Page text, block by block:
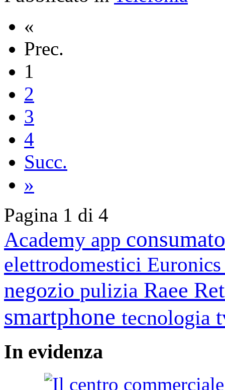
«
Prec.
1
2
3
4
Succ.
»
Pagina 1 di 4
Academy app
elettrodomestici
negozio pulizia Raee
smartphone tecnologia
In evidenza